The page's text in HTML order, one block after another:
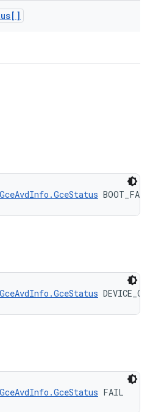
GceAvdInfo.GceStatus BOOT_FAIL
GceAvdInfo.GceStatus
GceAvdInfo.GceStatus FAIL